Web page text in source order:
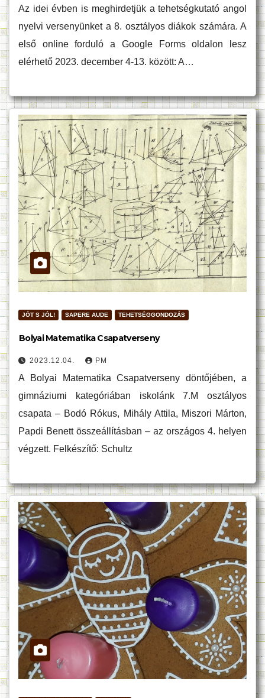
Az idei évben is meghirdetjük a tehetségkutató angol
nyelvi versenyünket a 8. osztályos diákok számára. A
első online forduló a Google Forms oldalon lesz
elérhető 2023. december 4-13. között: A…
JÓT S JÓL! SAPERE AUDE TEHETSÉGGONDOZÁS
Bolyai Matematika Csapatverseny
2023.12.04. PM
A Bolyai Matematika Csapatverseny döntőjében, a
gimnáziumi kategóriában iskolánk 7.M osztályos
csapata – Bodó Rókus, Mihály Attila, Miszori Márton,
Papdi Benett összeállításban – az országos 4. helyen
végzett. Felkészítő: Schultz